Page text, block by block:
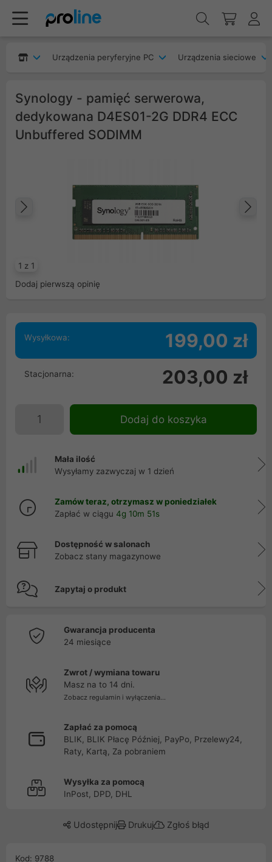
Urządzenia peryferyjne PC Urządzenia sieciowe
Synology - pamięć serwerowa,
dedykowana D4ES01-2G DDR4 ECC
Unbuffered SODIMM
1 z 1
Poprzedni
Dodaj pierwszą opinię
Wysyłkowa: 199,00 zł
Stacjonarna: 203,00 zł
Dodaj do koszyka
Mała ilość
Wysyłamy zazwyczaj w 1 dzień
Zamów teraz, otrzymasz w poniedziałek
Zapłać w ciągu 4g 10m 51s
Dostępność w salonach
Zobacz stany magazynowe
Zapytaj o produkt
Gwarancja producenta
24 miesiące
Zwrot / wymiana towaru
Masz na to 14 dni.
Zobacz regulamin i wyłączenia...
Zapłać za pomocą
BLIK, BLIK Płacę Później, PayPo, Przelewy24,
Raty, Kartą, Za pobraniem
Wysyłka za pomocą
InPost, DPD, DHL
Udostępnij Drukuj Zgłoś błąd
Kod: 9788